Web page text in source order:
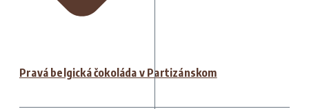
Pravá belgická čokoláda v Partizánskom